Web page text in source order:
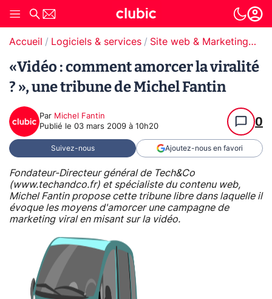
Accueil Logiciels & services Site web & Marketing Digital
«Vidéo : comment amorcer la viralité
? », une tribune de Michel Fantin
Par Michel Fantin
Publié le 03 mars 2009 à 10h20 0
Suivez-nous Ajoutez-nous en favori
Fondateur-Directeur général de Tech&Co
(www.techandco.fr) et spécialiste du contenu web,
Michel Fantin propose cette tribune libre dans laquelle il
évoque les moyens d'amorcer une campagne de
marketing viral en misant sur la vidéo.